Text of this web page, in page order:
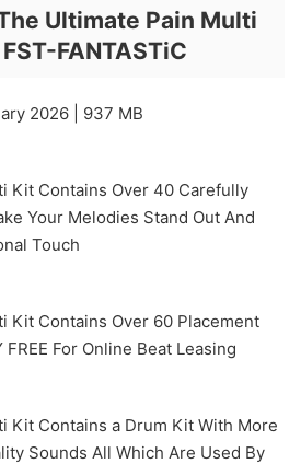
Ultimate Pain Multi
FANTASTiC
2026 | 937 MB
Kit Contains Over 40 Carefully
Your Melodies Stand Out And
Touch
Kit Contains Over 60 Placement
FREE For Online Beat Leasing
Kit Contains a Drum Kit With More
Sounds All Which Are Used By